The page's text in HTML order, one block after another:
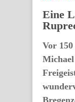
Eine
Vor